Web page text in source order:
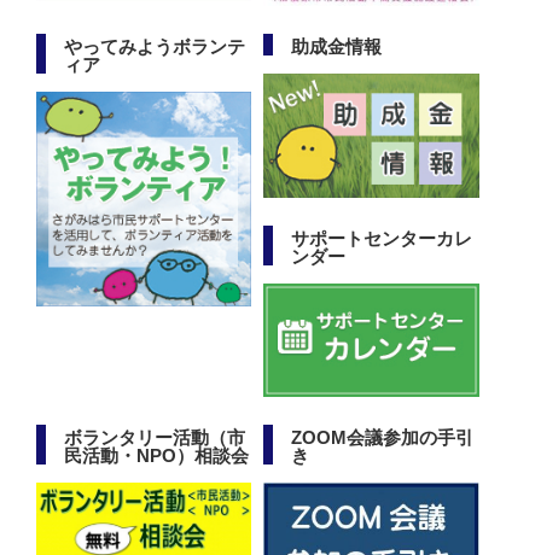
やってみようボランテ
ィア
助成金情報
サポートセンターカレ
ンダー
ボランタリー活動（市
民活動・NPO）相談会
ZOOM会議参加の手引
き